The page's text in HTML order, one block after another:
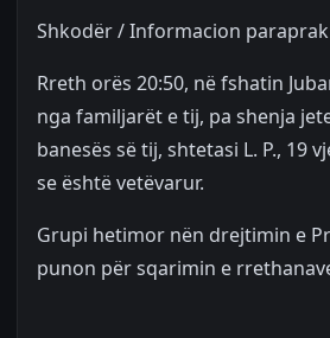
Shkodër / Informacion paraprak
Rreth orës 20:50, në fshatin
nga familjarët e tij, pa shenja
banesës së tij, shtetasi L. P., 19
se është vetëvarur.
Grupi hetimor nën drejtimin e
punon për sqarimin e